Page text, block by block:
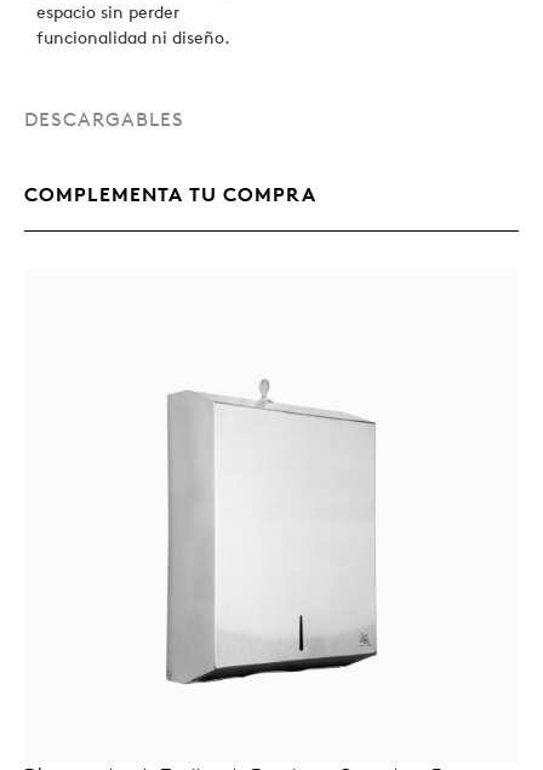
DESCARGABLES
espacio sin perder
funcionalidad ni diseño.
COMPLEMENTA TU COMPRA